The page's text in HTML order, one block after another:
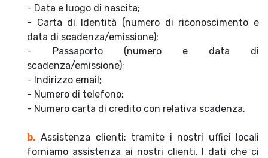
- Data e luogo di nascita;
- Carta di Identità (numero di riconoscimento e
data di scadenza/emissione);
- Passaporto (numero e data di
scadenza/emissione);
- Indirizzo email;
- Numero di telefono;
- Numero carta di credito con relativa scadenza.
b. Assistenza clienti: tramite i nostri uffici locali
forniamo assistenza ai nostri clienti. I dati che ci